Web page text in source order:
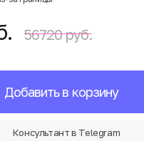
56720 руб.
Добавить в корзину
Консультант в Telegram